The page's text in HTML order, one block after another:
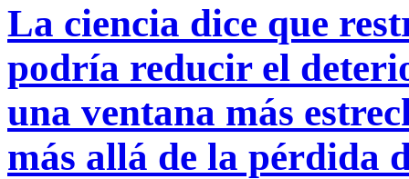
La ciencia dice que
podría reducir el
una ventana más
más allá de la pérdida